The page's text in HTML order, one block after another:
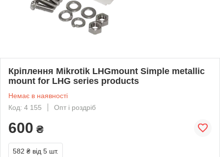
Кріплення Mikrotik LHGmount Simple metallic
mount for LHG series products
Немає в наявності
Код: 4 155
Опт і роздріб
600 ₴
582 ₴ від 5 шт.